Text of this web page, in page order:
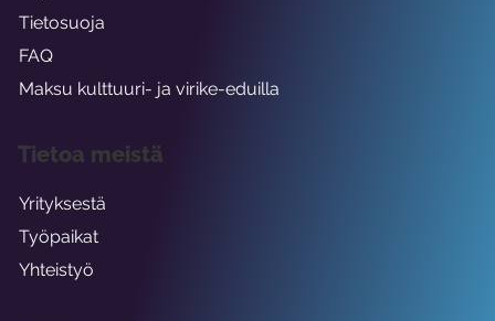
Tietosuoja
FAQ
Maksu kulttuuri- ja virike-eduilla
Tietoa meistä
Yrityksestä
Työpaikat
Yhteistyö